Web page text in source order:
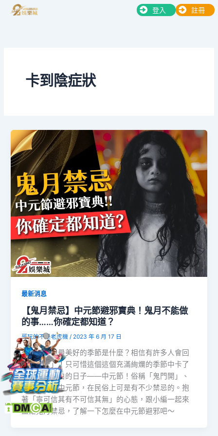
登入 註冊
卡到陰症狀
最新消息
【鬼月禁忌】中元節避邪寶典！鬼月不能做
的事……你確定都知道？
哥玩的不是老虎機/ 2023 年 6 月 17 日
一年四季中最美好的季節是什麼？相信有許多人會回
答「夏天」！只可惜這個這個充滿絢爛的季節中卡了
幾天冰冷黑白的日子——中元節！俗稱「鬼門開」、
「鬼月」的中元節，在民俗上可是有不少禁忌的。抱
著「寧可信其有不可信其無」的心態，跟小編一起來
盤點鬼月禁忌，了解一下怎麼在中元節避邪吧～